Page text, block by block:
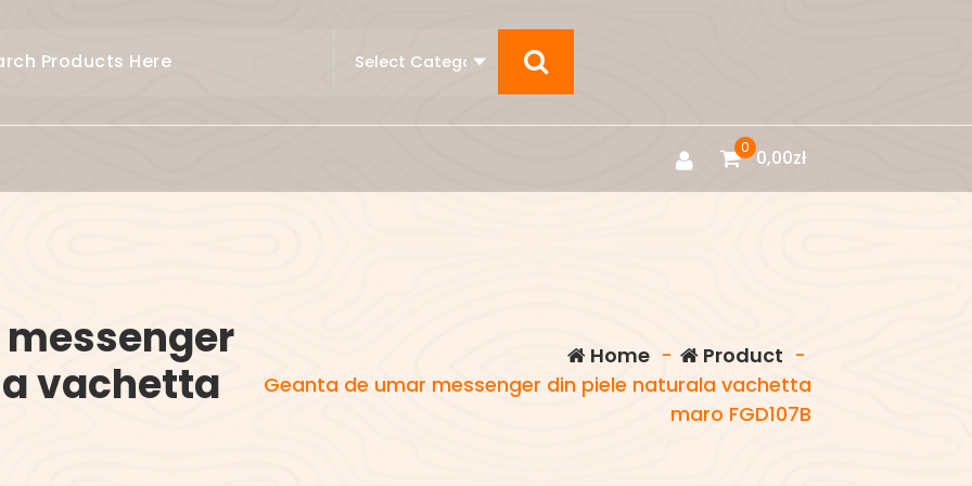
0 0,00zł
vachetta
Home - Product -
Geanta de umar messenger din piele naturala vachetta
maro FGD107B